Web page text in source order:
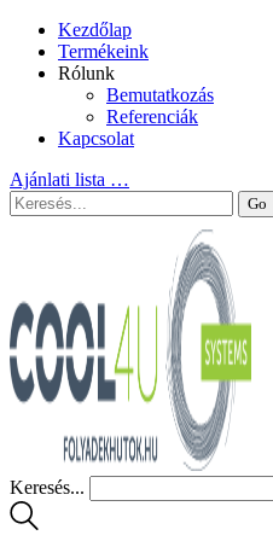
Kezdőlap
Termékeink
Rólunk
Bemutatkozás
Referenciák
Kapcsolat
Ajánlati lista …
Keresés...